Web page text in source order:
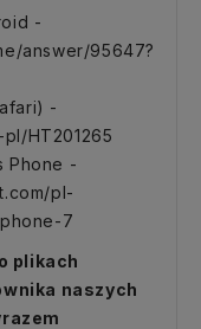
-
answer/95647?
-
HT201265
Phone -
pl-
7
plikach
naszych